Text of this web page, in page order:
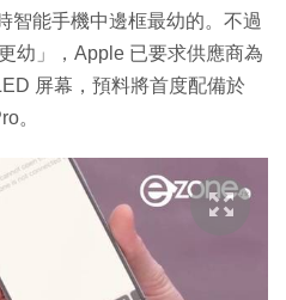
智能手機中邊框最幼的。不過
幼」，Apple 已要求供應商為
屏幕，預料將首度配備於
。